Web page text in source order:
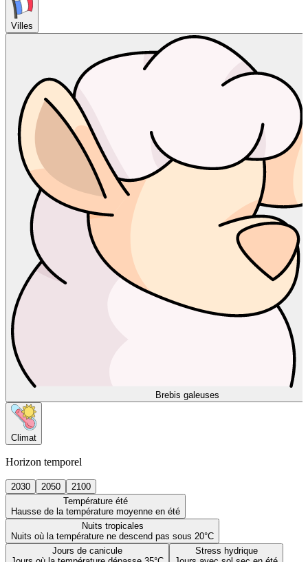
Villes
Brebis galeuses
Climat
Horizon temporel
2030 2050
2100
Température été
Hausse de la température moyenne en été
Nuits tropicales
Nuits où la température ne descend pas sous 20°C
Jours de canicule
Stress hydrique